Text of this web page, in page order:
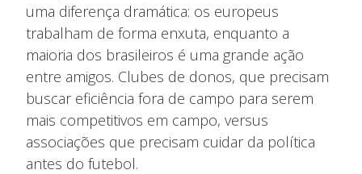
uma diferença dramática: os europeus
trabalham de forma enxuta, enquanto a
maioria dos brasileiros é uma grande ação
entre amigos. Clubes de donos, que precisam
buscar eficiência fora de campo para serem
mais competitivos em campo, versus
associações que precisam cuidar da política
antes do futebol.